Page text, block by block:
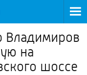
Владимиров
на
шоссе